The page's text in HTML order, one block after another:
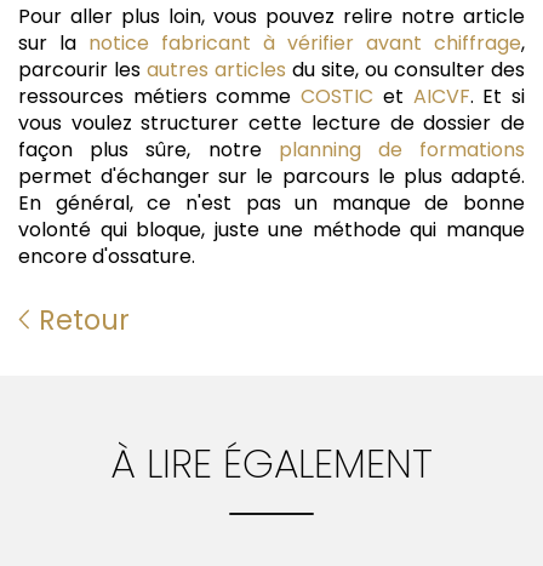
Pour aller plus loin, vous pouvez relire notre article
sur la notice fabricant à vérifier avant chiffrage,
parcourir les autres articles du site, ou consulter des
ressources métiers commeCOSTIC et AICVF. Et si
vous voulez structurer cette lecture de dossier de
façon plus sûre, notre planning de formations
permet d'échanger sur le parcours le plus adapté.
En général, ce n'est pas un manque de bonne
volonté qui bloque, juste une méthode qui manque
encore d'ossature.
Retour
À LIRE ÉGALEMENT